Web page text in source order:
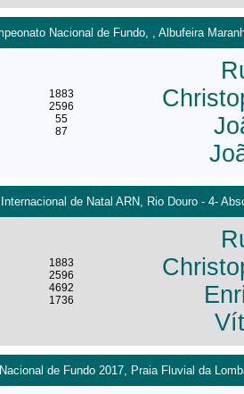
Nacional de Fundo, , Albufeira
1883
2596
55
87
de Natal ARN, Rio Douro - 4-
1883
2596
4692
1736
de Fundo 2017, Praia Fluvial da